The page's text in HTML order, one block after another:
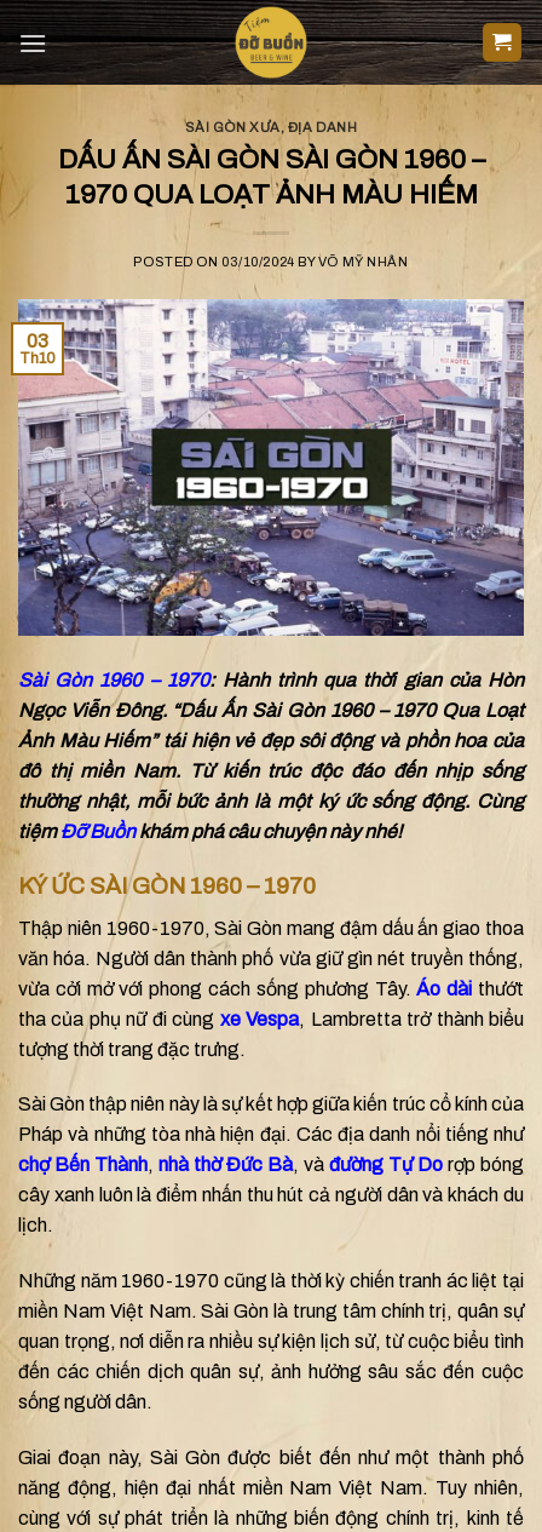
Skip
to
content
SÀI GÒN XƯA, ĐỊA DANH
DẤU ẤN SÀI GÒN SÀI GÒN 1960 –
1970 QUA LOẠT ẢNH MÀU HIẾM
POSTED ON 03/10/2024 BYVÕ MỸ NHÂN
03
Th10
Sài Gòn 1960 – 1970: Hành trình qua thời gian của Hòn
Ngọc Viễn Đông. “Dấu Ấn Sài Gòn 1960 – 1970 Qua Loạt
Ảnh Màu Hiếm” tái hiện vẻ đẹp sôi động và phồn hoa của
đô thị miền Nam. Từ kiến trúc độc đáo đến nhịp sống
thường nhật, mỗi bức ảnh là một ký ức sống động. Cùng
tiệmĐỡ Buồnkhám phá câu chuyện này nhé!
KÝ ỨC SÀI GÒN 1960 – 1970
Thập niên 1960-1970, Sài Gòn mang đậm dấu ấn giao thoa
văn hóa. Người dân thành phố vừa giữ gìn nét truyền thống,
vừa cởi mở với phong cách sống phương Tây.Áo dài thướt
tha của phụ nữ đi cùng xe Vespa, Lambretta trở thành biểu
tượng thời trang đặc trưng.
Sài Gòn thập niên này là sự kết hợp giữa kiến trúc cổ kính của
Pháp và những tòa nhà hiện đại. Các địa danh nổi tiếng như
chợ Bến Thành, nhà thờ Đức Bà, và đường Tự Do rợp bóng
cây xanh luôn là điểm nhấn thu hút cả người dân và khách du
lịch.
Những năm 1960-1970 cũng là thời kỳ chiến tranh ác liệt tại
miền Nam Việt Nam. Sài Gòn là trung tâm chính trị, quân sự
quan trọng, nơi diễn ra nhiều sự kiện lịch sử, từ cuộc biểu tình
đến các chiến dịch quân sự, ảnh hưởng sâu sắc đến cuộc
sống người dân.
Giai đoạn này, Sài Gòn được biết đến như một thành phố
năng động, hiện đại nhất miền Nam Việt Nam. Tuy nhiên,
cùng với sự phát triển là những biến động chính trị, kinh tế